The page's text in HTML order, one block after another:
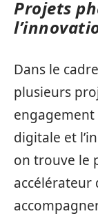
Projets
Dans le
plusieurs
digitale et
on trouve le
accélérateur